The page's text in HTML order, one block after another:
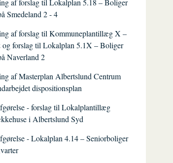
af forslag til Lokalplan 5.18 – Boliger
Smedeland 2 - 4
af forslag til Kommuneplantillæg X –
og forslag til Lokalplan 5.1X – Boliger
Naverland 2
af Masterplan Albertslund Centrum
dispositionsplan
- forslag til Lokalplantillæg
i Albertslund Syd
- Lokalplan 4.14 – Seniorboliger